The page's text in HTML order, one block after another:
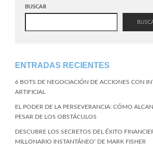
BUSCAR
ENTRADAS RECIENTES
6 BOTS DE NEGOCIACIÓN DE ACCIONES CON
ARTIFICIAL
EL PODER DE LA PERSEVERANCIA: CÓMO
PESAR DE LOS OBSTÁCULOS
DESCUBRE LOS SECRETOS DEL ÉXITO
MILLONARIO INSTANTÁNEO’ DE MARK FISHER